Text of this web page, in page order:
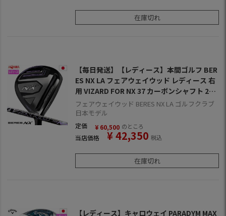
在庫切れ
【毎日発送】【レディース】本間ゴルフ BER
ES NX LA フェアウェイウッド レディース 右
用 VIZARD FOR NX 37 カーボンシャフト 202
3年モデル 日本正規品
フェアウェイウッド BERES NX LA ゴルフクラブ
日本モデル
定価 ¥ 60,500 のところ
当店価格 ¥42,350 税込
在庫切れ
【レディース】キャロウェイ PARADYM MAX